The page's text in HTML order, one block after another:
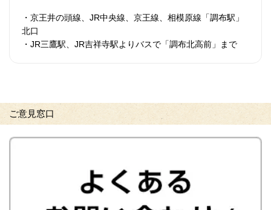
・京王井の頭線、JR中央線、京王線、相模原線「調布駅」
北口
・JR三鷹駅、JR吉祥寺駅よりバスで「調布北高前」まで
ご意見窓口